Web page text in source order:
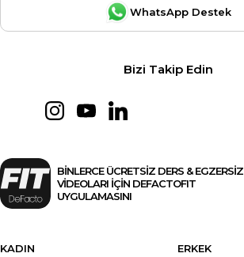
WhatsApp Destek
Bizi Takip Edin
BİNLERCE ÜCRETSİZ DERS & EGZERSİZ
VİDEOLARI İÇİN DEFACTOFIT
UYGULAMASINI
KADIN
ERKEK